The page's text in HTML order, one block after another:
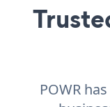
POWR